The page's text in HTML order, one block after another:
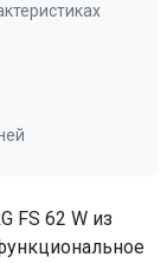
FS 62 W из